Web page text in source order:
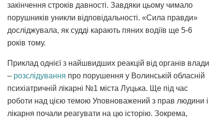
закінчення строків давності. Завдяки цьому чимало
порушників уникли відповідальності. «Сила правди»
досліджувала, як судді карають пяних водіїв ще 5-6
років тому.
Приклад однієї з найшвидших реакцій від органів влади
– розслідування про порушення у Волинській обласній
психіатричній лікарні №1 міста Луцька. Ще під час
роботи над цією темою Уповноважений з прав людини і
лікарня почали реагувати на цю історію. Зокрема,